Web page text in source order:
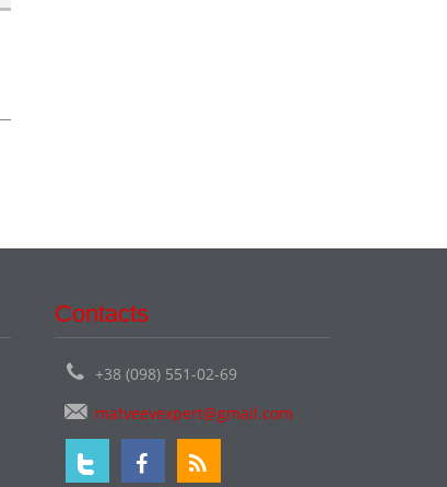
Contacts
+38 (098) 551-02-69
matveevexpert@gmail.com